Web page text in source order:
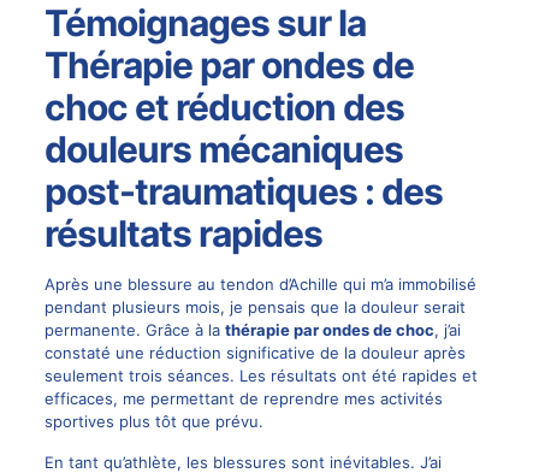
Témoignages sur la
Thérapie par ondes de
choc et réduction des
douleurs mécaniques
post-traumatiques : des
résultats rapides
Après une blessure au tendon d’Achille qui m’a immobilisé
pendant plusieurs mois, je pensais que la douleur serait
permanente. Grâce à la thérapie par ondes de choc, j’ai
constaté une réduction significative de la douleur après
seulement trois séances. Les résultats ont été rapides et
efficaces, me permettant de reprendre mes activités
sportives plus tôt que prévu.
En tant qu’athlète, les blessures sont inévitables. J’ai